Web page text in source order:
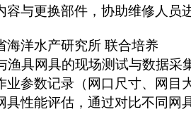
容与更换部件，协助维修人员
海洋水产研究所 联合培养
渔具网具的现场测试与数据采
业参数记录（网口尺寸、网目
具性能评估，通过对比不同网